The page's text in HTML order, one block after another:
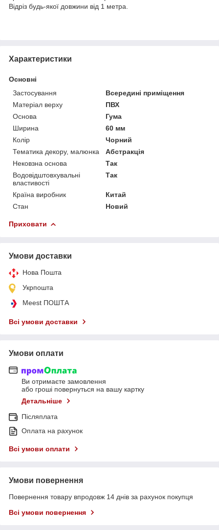
Відріз будь-якої довжини від 1 метра.
Характеристики
Основні
Застосування
Всередині приміщення
Матеріал верху
ПВХ
Основа
Гума
Ширина
60 мм
Колір
Чорний
Тематика декору, малюнка
Абстракція
Нековзна основа
Так
Водовідштовхувальні
властивості
Так
Країна виробник
Китай
Стан
Новий
Приховати
Умови доставки
Нова Пошта
Укрпошта
Meest ПОШТА
Всі умови доставки
Умови оплати
Ви отримаєте замовлення
або гроші повернуться на вашу картку
Детальніше
Післяплата
Оплата на рахунок
Всі умови оплати
Умови повернення
Повернення товару впродовж 14 днів за рахунок покупця
Всі умови повернення